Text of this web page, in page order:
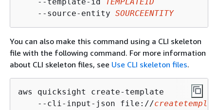
    --source-entity
SOURCEENTITY
You can also make this command using a CLI skeleton
file with the following command. For more information
about CLI skeleton files, see Use CLI skeleton files.
aws quicksight create-template
    --cli-input-json file://